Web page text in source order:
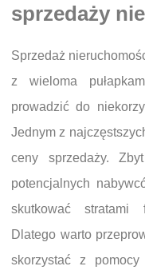
sprzedaży
Sprzedaż
z wieloma
prowadzić do
Jednym z
ceny sprzedaży.
potencjalnych
skutkować stratami
Dlatego warto
skorzystać z